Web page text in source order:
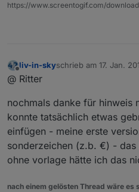
https://www.screentogif.com/
Offline
liv-in-skyschrieb am 17. Jan.
zuletzt editiert von
@ Ritter
nochmals danke für hinweis
konnte tatsächlich etwas
einfügen - meine erste
sonderzeichen (z.b. €) -
ohne vorlage hätte ich das
nach einem gelösten Thread wäre